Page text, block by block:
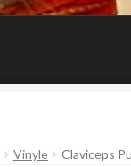
Vinyle Claviceps